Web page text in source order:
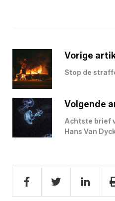
Vorige
Stop de
Volgende
Achtste brief
Hans Van